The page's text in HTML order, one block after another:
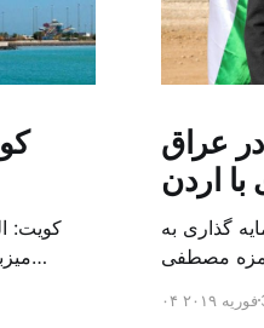
کویت:
عراق
با اردن
گذاری به
مصطفی
عراق و
۰۴ فوریه ۲۰۱۹